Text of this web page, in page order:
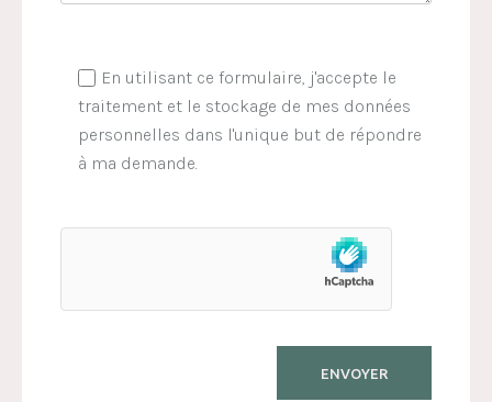
En utilisant ce formulaire, j'accepte le
traitement et le stockage de mes données
personnelles dans l'unique but de répondre
à ma demande.